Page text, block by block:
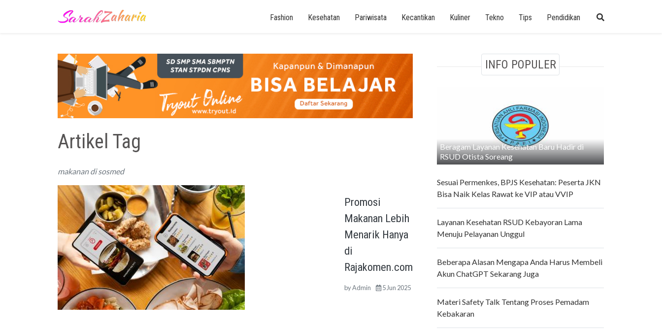
Fashion Kesehatan Pariwisata Kecantikan Kuliner Tekno Tips Pendidikan
Artikel Tag
makanan di sosmed
Promosi
Makanan Lebih
Menarik Hanya
di
Rajakomen.com
byAdmin 5 Jun 2025
INFO POPULER
Beragam Layanan Kesehatan Baru Hadir di
RSUD Otista Soreang
Sesuai Permenkes, BPJS Kesehatan: Peserta JKN
Bisa Naik Kelas Rawat ke VIP atau VVIP
Layanan Kesehatan RSUD Kebayoran Lama
Menuju Pelayanan Unggul
Beberapa Alasan Mengapa Anda Harus Membeli
Akun ChatGPT Sekarang Juga
Materi Safety Talk Tentang Proses Pemadam
Kebakaran